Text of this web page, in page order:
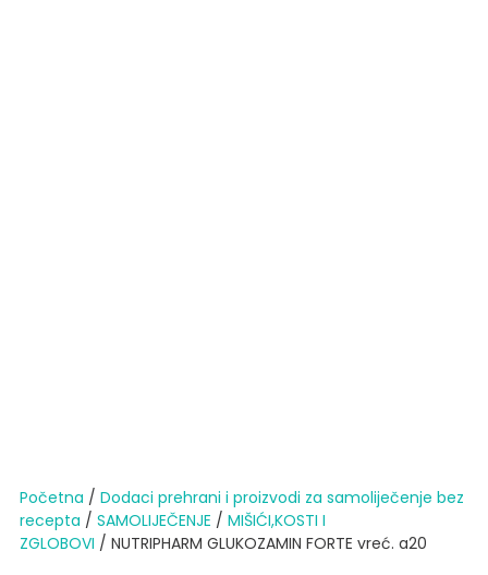
Početna / Dodaci prehrani i proizvodi za samoliječenje bez
recepta / SAMOLIJEČENJE / MIŠIĆI,KOSTI I
ZGLOBOVI / NUTRIPHARM GLUKOZAMIN FORTE vreć. a20